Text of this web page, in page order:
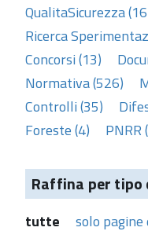
QualitaSicurezza
Ricerca
Concorsi (13)
Normativa (526)
Controlli (35)
Foreste (4)
PNRR
Raffina per tipo
tutte
solo pagine